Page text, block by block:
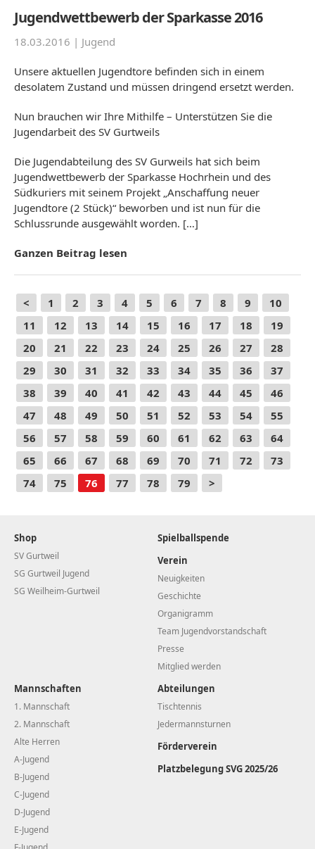
Jugendwettbewerb der Sparkasse 2016
18.03.2016 | Jugend
Unsere aktuellen Jugendtore befinden sich in einem
desolatem Zustand und müssen dringend ersetzt werden.
Nun brauchen wir Ihre Mithilfe – Unterstützen Sie die
Jugendarbeit des SV Gurtweils
Die Jugendabteilung des SV Gurweils hat sich beim
Jugendwettbewerb der Sparkasse Hochrhein und des
Südkuriers mit seinem Projekt „Anschaffung neuer
Jugendtore (2 Stück)“ beworben und ist nun für die
Schlussrunde ausgewählt worden. […]
Ganzen Beitrag lesen
< 1 2 3 4 5 6 7 8 9
10
11
12 13 14 15 16 17 18
19
20
21 22 23 24 25 26 27
28
29
30 31 32 33 34 35 36
37
38
39 40 41 42 43 44 45
46
47
48 49 50 51 52 53 54
55
56
57 58 59 60 61 62 63
64
65
66 67 68 69 70 71 72
73
74
75 76 77 78 79 >
Shop
SV Gurtweil
SG Gurtweil Jugend
SG Weilheim-Gurtweil
Spielballspende
Verein
Neuigkeiten
Geschichte
Organigramm
Team Jugendvorstandschaft
Presse
Mitglied werden
Mannschaften
1. Mannschaft
2. Mannschaft
Alte Herren
A-Jugend
B-Jugend
C-Jugend
D-Jugend
E-Jugend
Abteilungen
Tischtennis
Jedermannsturnen
Förderverein
Platzbelegung SVG 2025/26